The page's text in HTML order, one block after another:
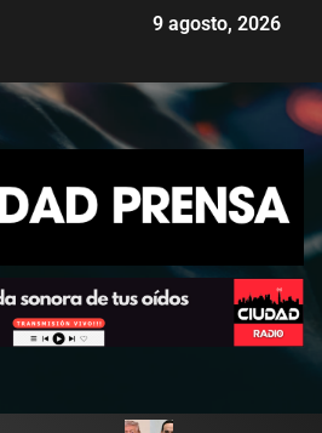
9 agosto, 2026